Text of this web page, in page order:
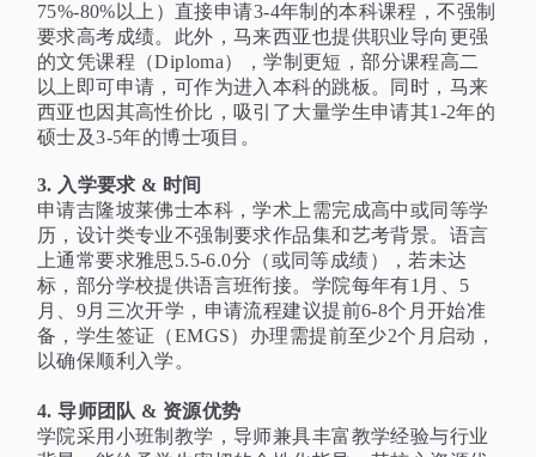
75%-80%以上）直接申请3-4年制的本科课程，不强制
要求高考成绩。此外，马来西亚也提供职业导向更强
的文凭课程（Diploma），学制更短，部分课程高二
以上即可申请，可作为进入本科的跳板。同时，马来
西亚也因其高性价比，吸引了大量学生申请其1-2年的
硕士及3-5年的博士项目。
3. 入学要求 & 时间
申请吉隆坡莱佛士本科，学术上需完成高中或同等学
历，设计类专业不强制要求作品集和艺考背景。语言
上通常要求雅思5.5-6.0分（或同等成绩），若未达
标，部分学校提供语言班衔接。学院每年有1月、5
月、9月三次开学，申请流程建议提前6-8个月开始准
备，学生签证（EMGS）办理需提前至少2个月启动，
以确保顺利入学。
4. 导师团队 & 资源优势
学院采用小班制教学，导师兼具丰富教学经验与行业